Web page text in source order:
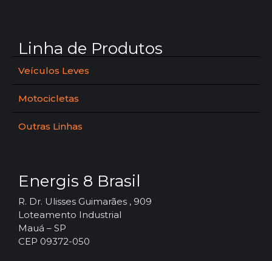
Linha de Produtos
Veículos Leves
Motocicletas
Outras Linhas
Energis 8 Brasil
R. Dr. Ulisses Guimarães , 909
Loteamento Industrial
Mauá – SP
CEP 09372-050